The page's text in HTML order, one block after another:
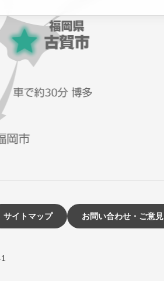
サイトマップ お問い合わせ・ご意見